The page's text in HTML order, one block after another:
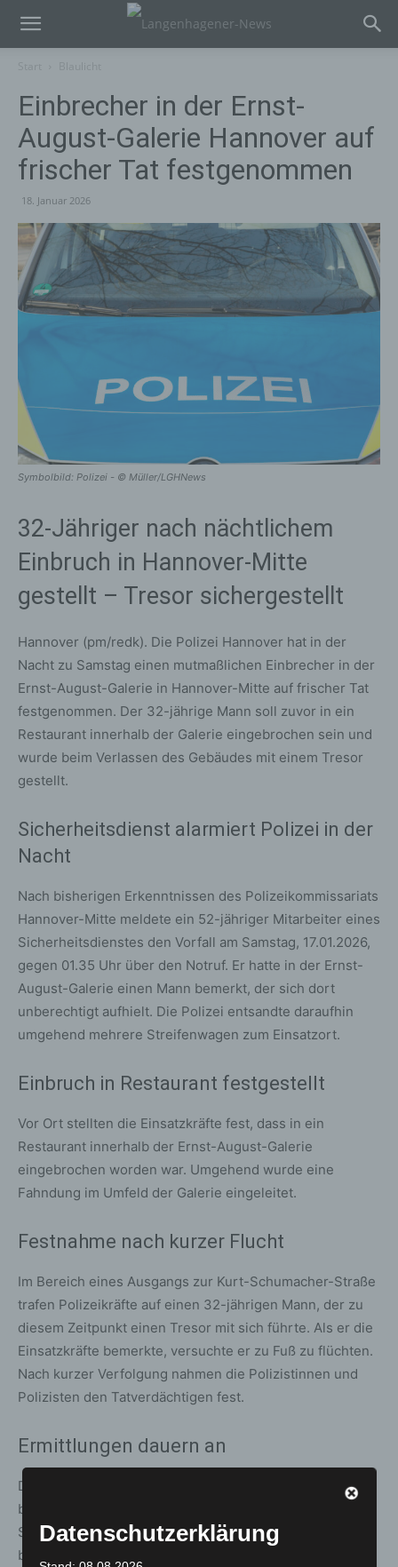
Einbrecher in der Ernst-
August-Galerie Hannover auf
frischer Tat festgenommen
18. Januar 2026
Symbolbild: Polizei - © Müller/LGHNews
32-Jähriger nach nächtlichem
Einbruch in Hannover-Mitte
gestellt – Tresor sichergestellt
Hannover (pm/redk). Die Polizei Hannover hat in der
Nacht zu Samstag einen mutmaßlichen Einbrecher in der
Ernst-August-Galerie in Hannover-Mitte auf frischer Tat
festgenommen. Der 32-jährige Mann soll zuvor in ein
Restaurant innerhalb der Galerie eingebrochen sein und
wurde beim Verlassen des Gebäudes mit einem Tresor
gestellt.
Sicherheitsdienst alarmiert Polizei in der
Nacht
Nach bisherigen Erkenntnissen des Polizeikommissariats
Hannover-Mitte meldete ein 52-jähriger Mitarbeiter eines
Sicherheitsdienstes den Vorfall am Samstag, 17.01.2026,
gegen 01.35 Uhr über den Notruf. Er hatte in der Ernst-
August-Galerie einen Mann bemerkt, der sich dort
unberechtigt aufhielt. Die Polizei entsandte daraufhin
umgehend mehrere Streifenwagen zum Einsatzort.
Einbruch in Restaurant festgestellt
Vor Ort stellten die Einsatzkräfte fest, dass in ein
Restaurant innerhalb der Ernst-August-Galerie
eingebrochen worden war. Umgehend wurde eine
Fahndung im Umfeld der Galerie eingeleitet.
Festnahme nach kurzer Flucht
Im Bereich eines Ausgangs zur Kurt-Schumacher-Straße
trafen Polizeikräfte auf einen 32-jährigen Mann, der zu
diesem Zeitpunkt einen Tresor mit sich führte. Als er die
Einsatzkräfte bemerkte, versuchte er zu Fuß zu flüchten.
Nach kurzer Verfolgung nahmen die Polizistinnen und
Polizisten den Tatverdächtigen fest.
Ermittlungen dauern an
Die Polizei leitete ein Ermittlungsverfahren wegen eines
besonders schweren Falls des Diebstahls ein. Über die
Staatsanwaltschaft Hannover wurde Untersuchungshaft
beantragt, diese jedoch durch das zuständige Gericht
Datenschutzerklärung